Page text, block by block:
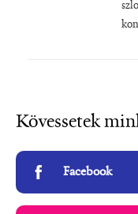
Kövessetek
Facebook